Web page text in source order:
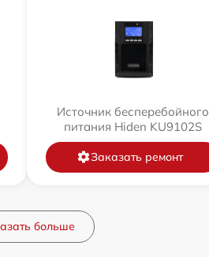
Источник бесперебойного
питания Hiden KU9102S
Заказать ремонт
больше